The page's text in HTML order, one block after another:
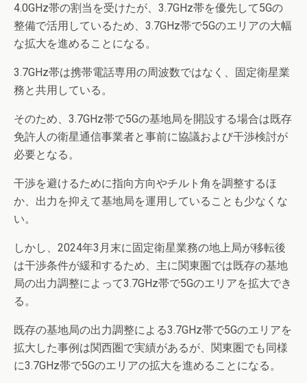
4.0GHz帯の割当を受けたが、3.7GHz帯を優先して5Gの
整備で活用しているため、3.7GHz帯で5Gのエリアの大幅
な拡大を進めることになる。
3.7GHz帯は携帯電話専用の周波数ではなく、固定衛星業
務と共用している。
そのため、3.7GHz帯で5Gの基地局を開設する場合は既存
免許人の衛星通信事業者と事前に協議および干渉検討が
必要となる。
干渉を避けるために指向方向やチルト角を調整するほ
か、出力を抑えて基地局を運用していることも少なくな
い。
しかし、2024年3月末に固定衛星業務の地上局が移転後
は干渉条件が緩和するため、主に関東圏では既存の基地
局の出力調整によって3.7GHz帯で5Gのエリアを拡大でき
る。
既存の基地局の出力調整による3.7GHz帯で5Gのエリアを
拡大した事例は関西圏で実績があるが、関東圏でも同様
に3.7GHz帯で5Gのエリアの拡大を進めることになる。